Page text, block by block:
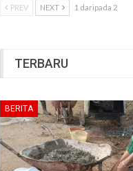
PREV NEXT 1 daripada 2
TERBARU
BERITA